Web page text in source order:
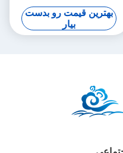
1115G4 3LAN 6COM RAM
DDR4
بهترین قیمت رو بدست
بیار